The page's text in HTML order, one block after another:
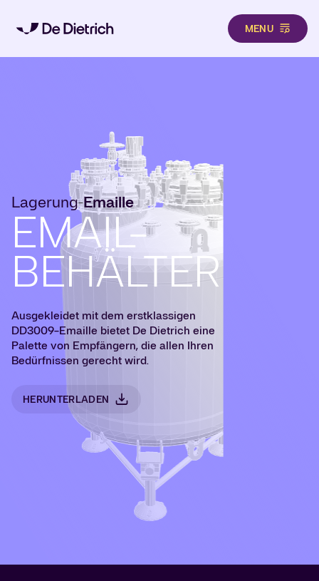
MENU
Lagerung-Emaille
EMAIL-
BEHÄLTER
Ausgekleidet mit dem erstklassigen
DD3009-Emaille bietet De Dietrich eine
Palette von Empfängern, die allen Ihren
Bedürfnissen gerecht wird.
HERUNTERLADEN